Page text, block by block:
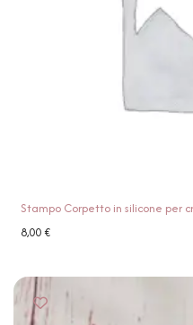
Stampo Corpetto in silicone per
8,00€